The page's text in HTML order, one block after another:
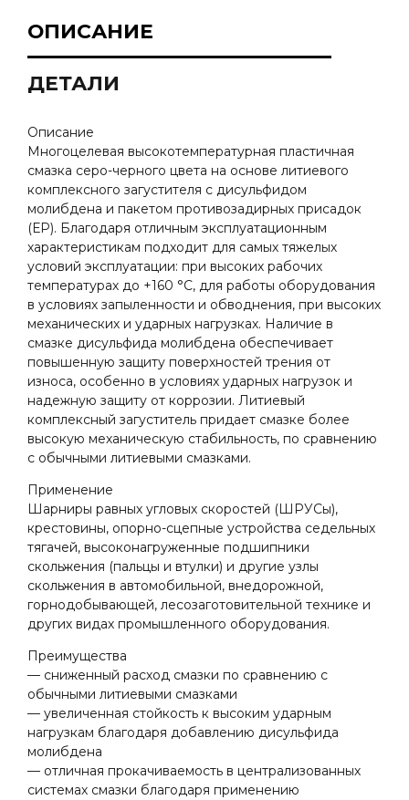
ОПИСАНИЕ
ДЕТАЛИ
Описание
Mногоцелевая высокотемпературная пластичная
смазка серо-черного цвета на основе литиевого
комплексного загустителя с дисульфидом
молибдена и пакетом противозадирных присадок
(ЕР). Благодаря отличным эксплуатационным
характеристикам подходит для самых тяжелых
условий эксплуатации: при высоких рабочих
температурах до +160 °C, для работы оборудования
в условиях запыленности и обводнения, при высоких
механических и ударных нагрузках. Наличие в
смазке дисульфида молибдена обеспечивает
повышенную защиту поверхностей трения от
износа, особенно в условиях ударных нагрузок и
надежную защиту от коррозии. Литиевый
комплексный загуститель придает смазке более
высокую механическую стабильность, по сравнению
с обычными литиевыми смазками.
Применение
Шарниры равных угловых скоростей (ШРУСы),
крестовины, опорно-сцепные устройства седельных
тягачей, высоконагруженные подшипники
скольжения (пальцы и втулки) и другие узлы
скольжения в автомобильной, внедорожной,
горнодобывающей, лесозаготовительной технике и
других видах промышленного оборудования.
Преимущества
— cниженный расход смазки по сравнению с
обычными литиевыми смазками
— увеличенная стойкость к высоким ударным
нагрузкам благодаря добавлению дисульфида
молибдена
— отличная прокачиваемость в централизованных
системах смазки благодаря применению